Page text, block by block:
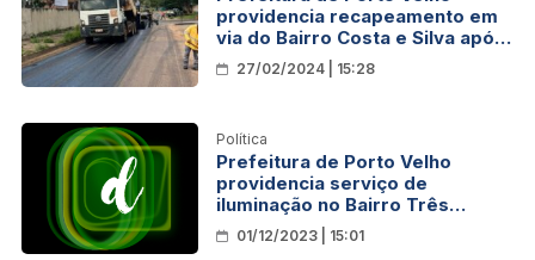
providencia recapeamento em
via do Bairro Costa e Silva após
pedido de Edwilson Negreiros
27/02/2024 | 15:28
Política
Prefeitura de Porto Velho
providencia serviço de
iluminação no Bairro Três
Marias após pedido de Edwilson
Negreiros
01/12/2023 | 15:01